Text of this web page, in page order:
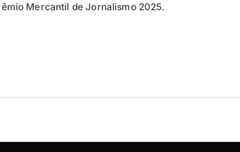
Mercantil de Jornalismo 2025.